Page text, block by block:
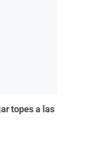
topes a las